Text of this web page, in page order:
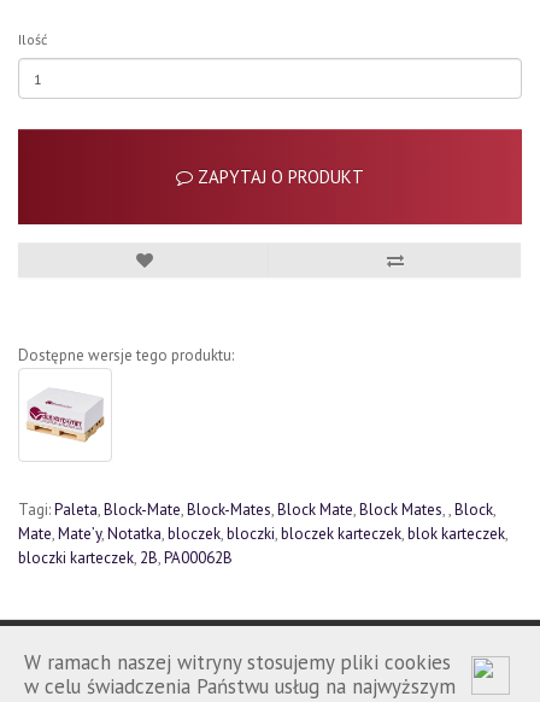
W ramach naszej witryny stosujemy pliki cookies
w celu świadczenia Państwu usług na najwyższym
Ilość
ZAPYTAJ O PRODUKT
Dostępne wersje tego produktu:
Tagi:Paleta,Block-Mate,Block-Mates,Block Mate,Block Mates,,Block,
Mate,Mate’y,Notatka,bloczek,bloczki,bloczek karteczek,blok karteczek,
bloczki karteczek, 2B,PA00062B